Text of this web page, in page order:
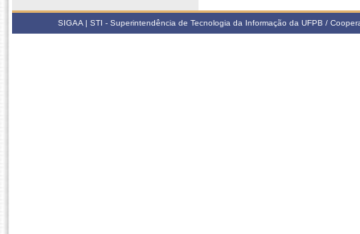
SIGAA | STI - Superintendência de Tecnologia da Informação da UFPB /